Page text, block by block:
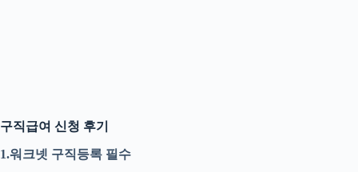
구직급여 신청 후기
1.워크넷 구직등록 필수